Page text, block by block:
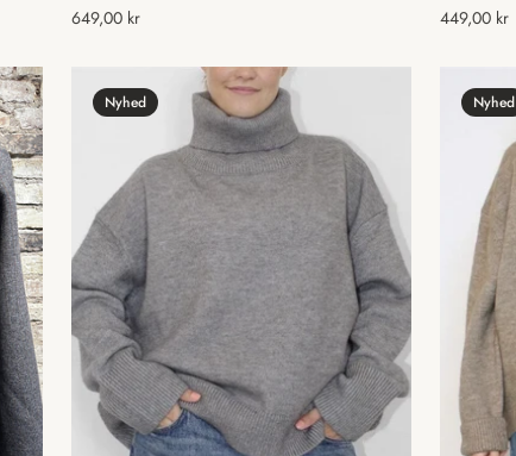
Normal
649,00 kr
Normal
449,00 kr
Nyhed Nyhed